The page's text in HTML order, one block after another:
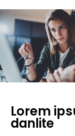
Lorem
danlite